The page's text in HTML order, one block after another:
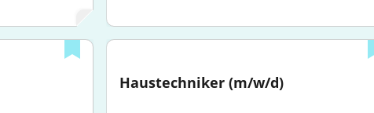
Haustechniker (m/w/d)